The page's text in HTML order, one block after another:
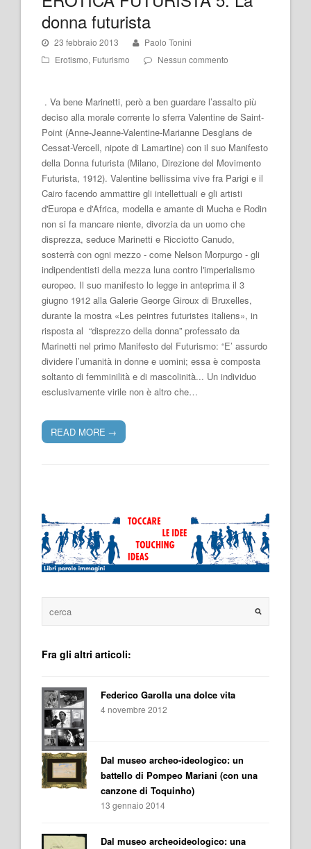
donna futurista
23 febbraio 2013
Paolo Tonini
Erotismo, Futurismo Nessun commento
. Va bene Marinetti, però a ben guardare l’assalto più
deciso alla morale corrente lo sferra Valentine de Saint-
Point (Anne-Jeanne-Valentine-Marianne Desglans de
Cessat-Vercell, nipote di Lamartine) con il suo Manifesto
della Donna futurista (Milano, Direzione del Movimento
Futurista, 1912). Valentine bellissima vive fra Parigi e il
Cairo facendo ammattire gli intellettuali e gli artisti
d'Europa e d'Africa, modella e amante di Mucha e Rodin
non si fa mancare niente, divorzia da un uomo che
disprezza, seduce Marinetti e Ricciotto Canudo,
sosterrà con ogni mezzo - come Nelson Morpurgo - gli
indipendentisti della mezza luna contro l'imperialismo
europeo. Il suo manifesto lo legge in anteprima il 3
giugno 1912 alla Galerie George Giroux di Bruxelles,
durante la mostra «Les peintres futuristes italiens», in
risposta al “disprezzo della donna” professato da
Marinetti nel primo Manifesto del Futurismo: “E’ assurdo
dividere l’umanità in donne e uomini; essa è composta
soltanto di femminilità e di mascolinità... Un individuo
esclusivamente virile non è altro che…
READ MORE →
Fra gli altri articoli:
Federico Garolla una dolce vita
4 novembre 2012
Dal museo archeo-ideologico: un
battello di Pompeo Mariani (con una
canzone di Toquinho)
13 gennaio 2014
Dal museo archeoideologico: una